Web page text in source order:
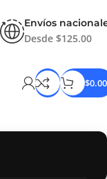
Envíos
Desde $125.00
$0.00